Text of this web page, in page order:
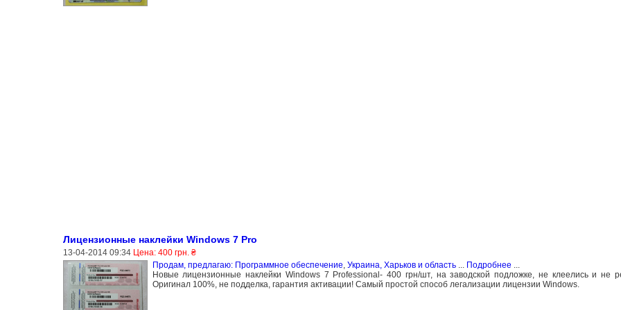
Лицензионные наклейки Windows 7 Pro
13-04-2014 09:34 Цена: 400 грн. ₴
Продам, предлагаю: Программное обеспечение, Украина, Харьков и область... Подробнее ...
Новые лицензионные наклейки Windows 7 Professional- 400 грн/шт, на заводской подложке, не клеелись и не
Оригинал 100%, не подделка, гарантия активации! Самый простой способ легализации лицензии Windows.